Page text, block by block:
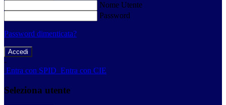
Nome Utente
Password
Password dimenticata?
-
Entra con SPID Entra con CIE
Seleziona utente